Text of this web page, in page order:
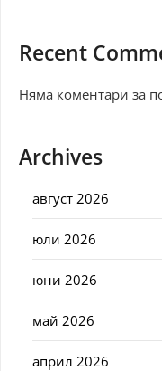
Recent
Няма коментари за
Archives
август 2026
юли 2026
юни 2026
май 2026
април 2026